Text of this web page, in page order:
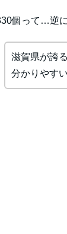
個って…逆
滋賀県が誇
分かりやす